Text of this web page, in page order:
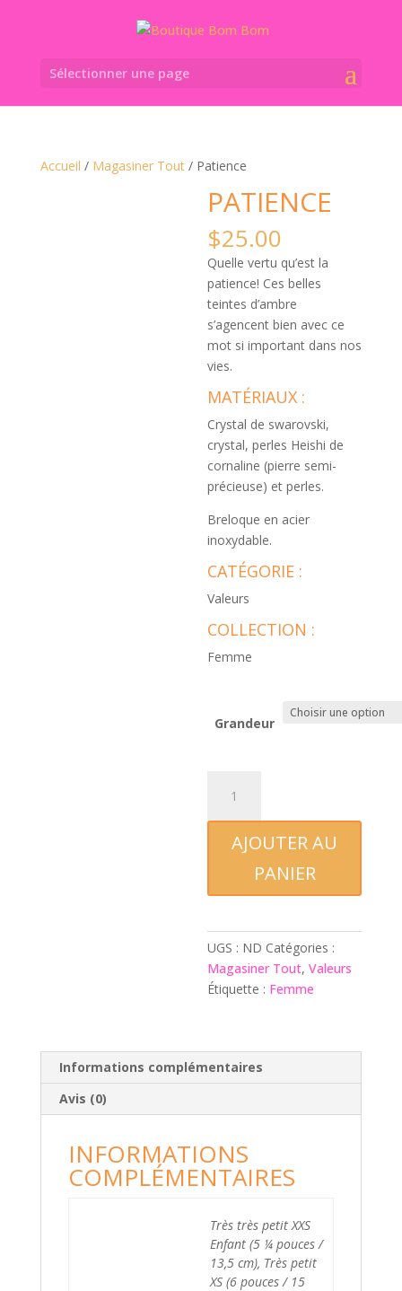
Sélectionner une page
Accueil / Magasiner Tout/ Patience
PATIENCE
$25.00
Quelle vertu qu’est la
patience! Ces belles
teintes d’ambre
s’agencent bien avec ce
mot si important dans nos
vies.
MATÉRIAUX :
Crystal de swarovski,
crystal, perles Heishi de
cornaline (pierre semi-
précieuse) et perles.
Breloque en acier
inoxydable.
CATÉGORIE :
Valeurs
COLLECTION :
Femme
Grandeur
Patience
AJOUTER AU
PANIER
UGS : ND Catégories :
Magasiner Tout,Valeurs
Étiquette : Femme
Informations complémentaires
Avis (0)
INFORMATIONS
COMPLÉMENTAIRES
Très très petit XXS
Enfant (5 ¼ pouces /
13,5 cm), Très petit
XS (6 pouces / 15